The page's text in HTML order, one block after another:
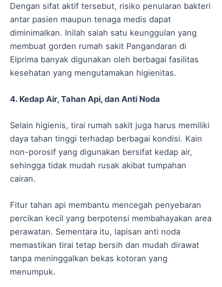
Dengan sifat aktif tersebut, risiko penularan bakteri
antar pasien maupun tenaga medis dapat
diminimalkan. Inilah salah satu keunggulan yang
membuat gorden rumah sakit Pangandaran di
Elprima banyak digunakan oleh berbagai fasilitas
kesehatan yang mengutamakan higienitas.
4. Kedap Air, Tahan Api, dan Anti Noda
Selain higienis, tirai rumah sakit juga harus memiliki
daya tahan tinggi terhadap berbagai kondisi. Kain
non-porosif yang digunakan bersifat kedap air,
sehingga tidak mudah rusak akibat tumpahan
cairan.
Fitur tahan api membantu mencegah penyebaran
percikan kecil yang berpotensi membahayakan area
perawatan. Sementara itu, lapisan anti noda
memastikan tirai tetap bersih dan mudah dirawat
tanpa meninggalkan bekas kotoran yang
menumpuk.